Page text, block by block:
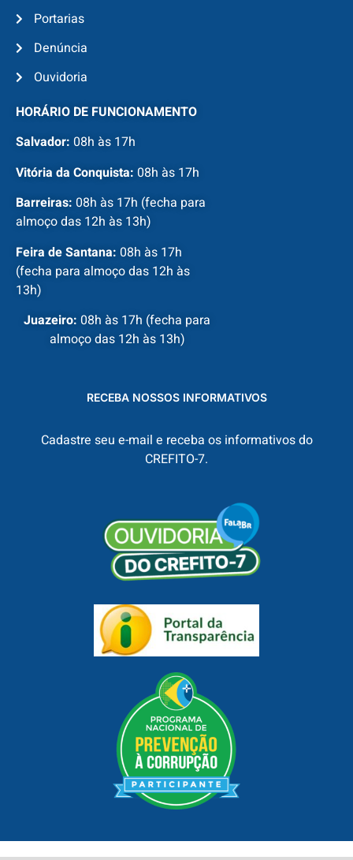
Portarias
Denúncia
Ouvidoria
HORÁRIO DE FUNCIONAMENTO
Salvador: 08h às 17h
Vitória da Conquista: 08h às 17h
Barreiras: 08h às 17h (fecha para
almoço das 12h às 13h)
Feira de Santana: 08h às 17h
(fecha para almoço das 12h às
13h)
Juazeiro: 08h às 17h (fecha para
almoço das 12h às 13h)
RECEBA NOSSOS INFORMATIVOS
Cadastre seu e-mail e receba os informativos do
CREFITO-7.